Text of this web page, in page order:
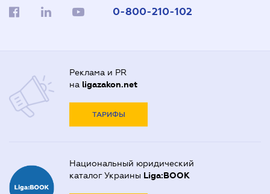
0-800-210-102
Реклама и PR
на ligazakon.net
ТАРИФЫ
Национальный юридический
каталог Украины Liga:BOOK